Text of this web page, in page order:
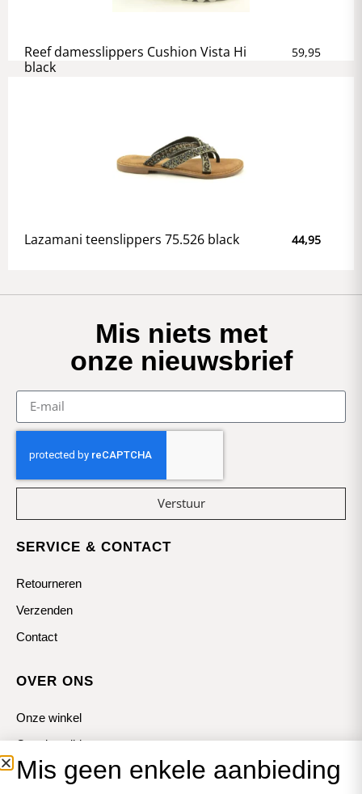
Reef damesslippers Cushion Vista Hi
black
59,95
Lazamani teenslippers 75.526 black 44,95
Mis niets met
onze nieuwsbrief
Verstuur
SERVICE & CONTACT
Retourneren
Verzenden
Contact
OVER ONS
Onze winkel
Openingstijden
Koopzondagen
Mis geen enkele aanbieding